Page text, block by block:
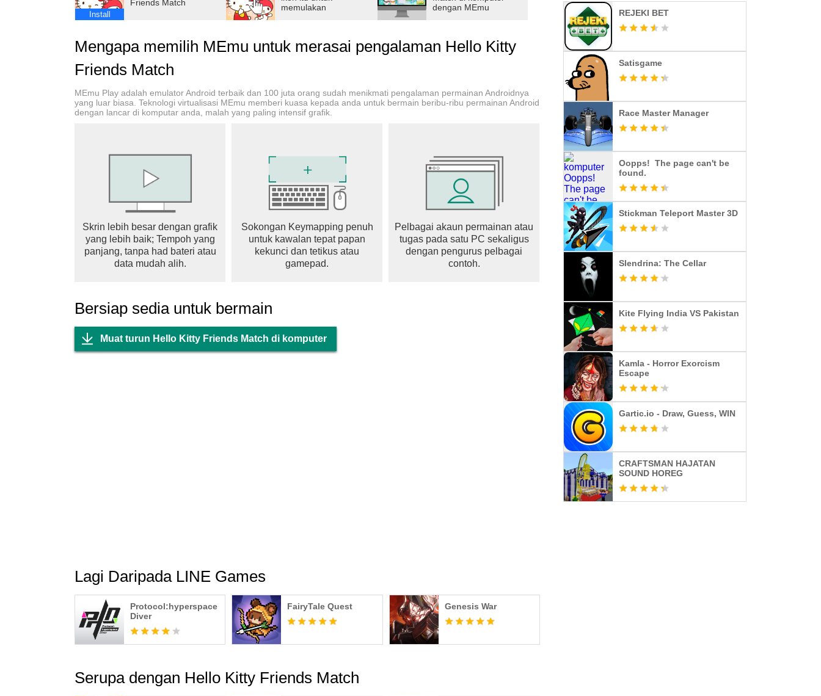
Hello Kitty Friends Match အကြောင်း ပိုမိုသိရှိရန် Dreamland သို့ လာပါ။
[ရွေးချယ်နိုင်ခွင့်]
အသုံးပြုသည့်အခါတွင် အောက်ပါအသုံးပြုခွင့်ကို တောင်းဆိုထားသည်။
အသုံးပြုခွင့်ကို ငြင်းပယ်ထားသော်လည်း သင်သည် သီးခြားအင်္ဂါရပ်မပါဘဲ ဝန်ဆောင်မှုကို ဆက်လက်အသုံးပြုနိုင်
ပါသည်။
- ဓာတ်ပုံများ/မီဒီယာ/ဖိုင်များ- ပံ့ပိုးကူညီမှုကို ဆက်သွယ်သောအခါတွင် စက်ပစ္စည်းတွင် သိမ်းဆည်းထားသော ဖိုင်
[အသုံးပြုခွင့်ကို ဖယ်ရှားနည်း]
- ဆက်တင်များ > အက်ပ်များ > အက်ပ်ခွင့်ပြုချက်များ > အက်ပ်အချက်အလက် > အက်ပ်ဆက်တင်များ >
ခွင့်ပြုချက်များ > အသုံးပြုခွင့်ကို ခွင့်ပြုပါ သို့မဟုတ် ဖယ်ရှားပါ။
[အနိမ့်ဆုံးလိုအပ်ချက်များ]
- OS- Android 9 နှင့်အထက်
- RAM : 2GB
- သိုလှောင်မှု - 1GB
※ အခကြေးငွေပေးရသည့် အကြောင်းအရာများကို ဝယ်ယူပါက ထပ်ဆောင်းကျသင့်မည်ဖြစ်သည်။
- ပံ့ပိုးသူ- ⓒ LINE Games ကော်ပိုရေးရှင်း
- ဝန်ဆောင်မှုစည်းမျဥ်းစည်းကမ်းများနှင့် ဝန်ဆောင်မှုကာလ- ဂိမ်းအတွင်းပေးထားသည့် အချက်အလက်များကို ကိုး
ကားပါ။
Install
Friends Match
memulakan
dengan MEmu
Mengapa memilih MEmu untuk merasai pengalaman Hello Kitty
Friends Match
MEmu Play adalah emulator Android terbaik dan 100 juta orang sudah menikmati pengalaman permainan Androidnya
yang luar biasa. Teknologi virtualisasi MEmu memberi kuasa kepada anda untuk bermain beribu-ribu permainan Android
dengan lancar di komputar anda, malah yang paling intensif grafik.
Skrin lebih besar dengan grafik
yang lebih baik; Tempoh yang
panjang, tanpa had bateri atau
data mudah alih.
Sokongan Keymapping penuh
untuk kawalan tepat papan
kekunci dan tetikus atau
gamepad.
Pelbagai akaun permainan atau
tugas pada satu PC sekaligus
dengan pengurus pelbagai
contoh.
Bersiap sedia untuk bermain
Muat turun Hello Kitty Friends Match di komputer
Lagi Daripada LINE Games
Protocol:hyperspace
Diver
FairyTale Quest Genesis War
Serupa dengan Hello Kitty Friends Match
REJEKI BET
Satisgame
Race Master Manager
Oopps! The page can't be
found.
Stickman Teleport Master 3D
Slendrina: The Cellar
Kite Flying India VS Pakistan
Kamla - Horror Exorcism
Escape
Gartic.io - Draw, Guess, WIN
CRAFTSMAN HAJATAN
SOUND HOREG